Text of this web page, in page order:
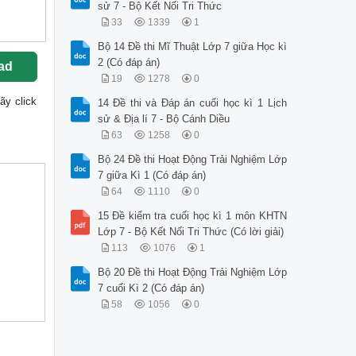
click
sử 7 - Bộ Kết Nối Tri Thức
33 1339 1
Bộ 14 Đề thi Mĩ Thuật Lớp 7 giữa Học kì
2 (Có đáp án)
19 1278 0
14 Đề thi và Đáp án cuối học kì 1 Lịch
sử & Địa lí 7 - Bộ Cánh Diều
63 1258 0
Bộ 24 Đề thi Hoạt Động Trải Nghiệm Lớp
7 giữa Kì 1 (Có đáp án)
64 1110 0
15 Đề kiểm tra cuối học kì 1 môn KHTN
Lớp 7 - Bộ Kết Nối Tri Thức (Có lời giải)
113 1076 1
Bộ 20 Đề thi Hoạt Động Trải Nghiệm Lớp
7 cuối Kì 2 (Có đáp án)
58 1056 0